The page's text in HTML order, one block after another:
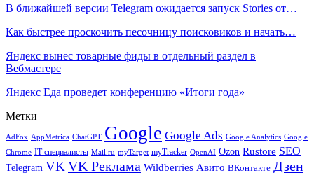
В ближайшей версии Telegram ожидается запуск Stories от…
Как быстрее проскочить песочницу поисковиков и начать…
Яндекс вынес товарные фиды в отдельный раздел в
Вебмастере
Яндекс Еда проведет конференцию «Итоги года»
Метки
AdFox AppMetrica ChatGPT Google Google Ads Google Analytics Google
Chrome IT-специалисты Mail.ru myTarget myTracker OpenAI Ozon Rustore SEO
Telegram VK VK Реклама Wildberries Авито ВКонтакте Дзен